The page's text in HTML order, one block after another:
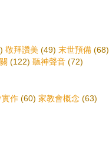
敬拜讚美 (49) 末世預備 (68)
(122) 聽神聲音 (72)
實作 (60) 家教會概念 (63)